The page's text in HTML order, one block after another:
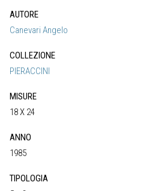
AUTORE
Canevari Angelo
COLLEZIONE
PIERACCINI
MISURE
18 X 24
ANNO
1985
TIPOLOGIA